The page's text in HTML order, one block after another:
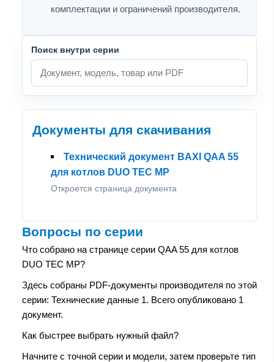
комплектации и ограничений производителя.
Поиск внутри серии
Документы для скачивания
Технический документ BAXI QAA 55
для котлов DUO TEC MP
Откроется страница документа
Вопросы по серии
Что собрано на странице серии QAA 55 для котлов
DUO TEC MP?
Здесь собраны PDF-документы производителя по этой
серии: Технические данные 1. Всего опубликовано 1
документ.
Как быстрее выбрать нужный файл?
Начните с точной серии и модели, затем проверьте тип